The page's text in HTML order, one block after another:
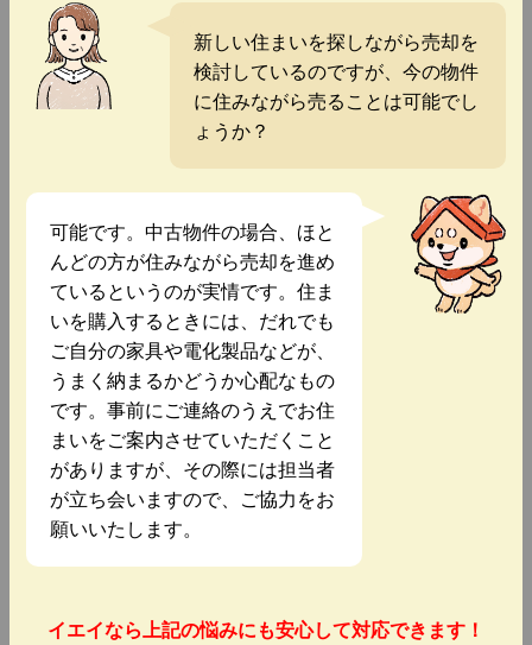
新しい住まいを探しながら売却を
検討しているのですが、今の物件
に住みながら売ることは可能でし
ょうか？
可能です。中古物件の場合、ほと
んどの方が住みながら売却を進め
ているというのが実情です。住ま
いを購入するときには、だれでも
ご自分の家具や電化製品などが、
うまく納まるかどうか心配なもの
です。事前にご連絡のうえでお住
まいをご案内させていただくこと
がありますが、その際には担当者
が立ち会いますので、ご協力をお
願いいたします。
イエイなら上記の悩みにも安心して対応できます！